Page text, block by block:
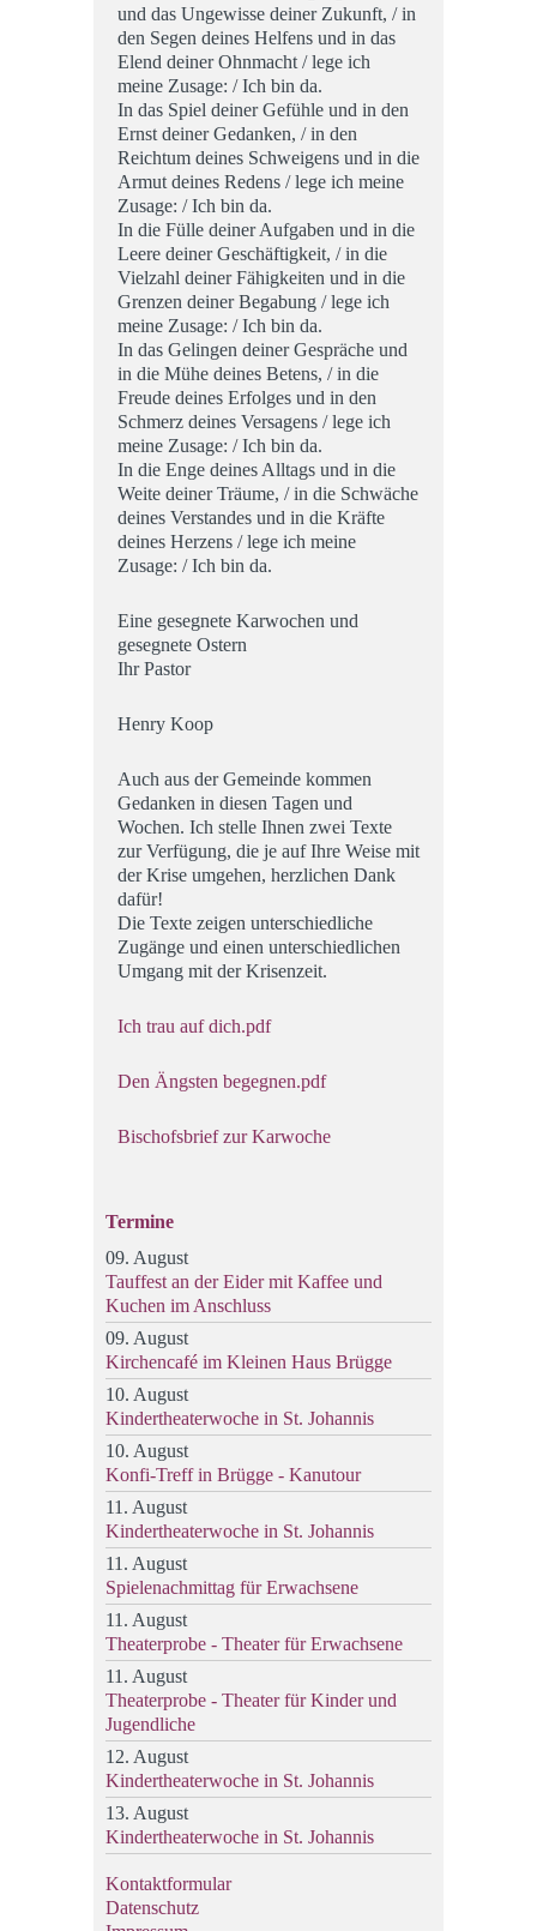
und das Ungewisse deiner Zukunft, / in
den Segen deines Helfens und in das
Elend deiner Ohnmacht / lege ich
meine Zusage: / Ich bin da.
In das Spiel deiner Gefühle und in den
Ernst deiner Gedanken, / in den
Reichtum deines Schweigens und in die
Armut deines Redens / lege ich meine
Zusage: / Ich bin da.
In die Fülle deiner Aufgaben und in die
Leere deiner Geschäftigkeit, / in die
Vielzahl deiner Fähigkeiten und in die
Grenzen deiner Begabung / lege ich
meine Zusage: / Ich bin da.
In das Gelingen deiner Gespräche und
in die Mühe deines Betens, / in die
Freude deines Erfolges und in den
Schmerz deines Versagens / lege ich
meine Zusage: / Ich bin da.
In die Enge deines Alltags und in die
Weite deiner Träume, / in die Schwäche
deines Verstandes und in die Kräfte
deines Herzens / lege ich meine
Zusage: / Ich bin da.
Eine gesegnete Karwochen und
gesegnete Ostern
Ihr Pastor
Henry Koop
Auch aus der Gemeinde kommen
Gedanken in diesen Tagen und
Wochen. Ich stelle Ihnen zwei Texte
zur Verfügung, die je auf Ihre Weise mit
der Krise umgehen, herzlichen Dank
dafür!
Die Texte zeigen unterschiedliche
Zugänge und einen unterschiedlichen
Umgang mit der Krisenzeit.
Ich trau auf dich.pdf
Den Ängsten begegnen.pdf
Bischofsbrief zur Karwoche
Termine
09. August
Tauffest an der Eider mit Kaffee und
Kuchen im Anschluss
09. August
Kirchencafé im Kleinen Haus Brügge
10. August
Kindertheaterwoche in St. Johannis
10. August
Konfi-Treff in Brügge - Kanutour
11. August
Kindertheaterwoche in St. Johannis
11. August
Spielenachmittag für Erwachsene
11. August
Theaterprobe - Theater für Erwachsene
11. August
Theaterprobe - Theater für Kinder und
Jugendliche
12. August
Kindertheaterwoche in St. Johannis
13. August
Kindertheaterwoche in St. Johannis
Kontaktformular
Datenschutz